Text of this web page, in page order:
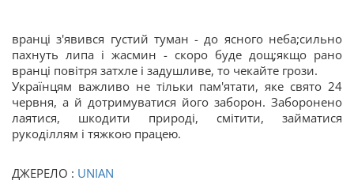
вранці з'явився густий туман - до ясного неба;сильно
пахнуть липа і жасмин - скоро буде дощ;якщо рано
вранці повітря затхле і задушливе, то чекайте грози.
Українцям важливо не тільки пам'ятати, яке свято 24
червня, а й дотримуватися його заборон. Заборонено
лаятися, шкодити природі, смітити, займатися
рукоділлям і тяжкою працею.
ДЖЕРЕЛО : UNIAN